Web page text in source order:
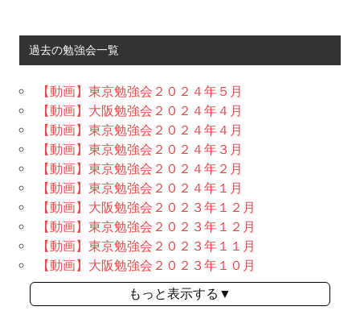
過去の勉強会一覧
【動画】東京勉強会２０２４年５月
【動画】大阪勉強会２０２４年４月
【動画】東京勉強会２０２４年４月
【動画】東京勉強会２０２４年３月
【動画】東京勉強会２０２４年２月
【動画】東京勉強会２０２４年１月
【動画】大阪勉強会２０２３年１２月
【動画】東京勉強会２０２３年１２月
【動画】東京勉強会２０２３年１１月
【動画】大阪勉強会２０２３年１０月
もっと表示する▼